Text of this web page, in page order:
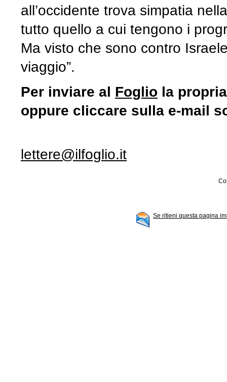
all’occidente trova simpatia
tutto quello a cui tengono i
Ma visto che sono contro
viaggio”.
Per inviare al Foglio la
oppure cliccare sulla e-mail
lettere@ilfoglio.it
Se ritieni questa pagina